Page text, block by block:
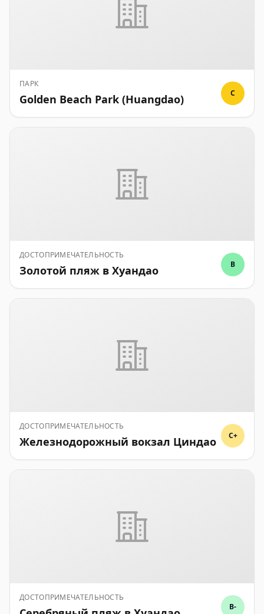
ПАРК
Golden Beach Park (Huangdao) C
ДОСТОПРИМЕЧАТЕЛЬНОСТЬ
Золотой пляж в Хуандао B
ДОСТОПРИМЕЧАТЕЛЬНОСТЬ
Железнодорожный вокзал Циндао C+
ДОСТОПРИМЕЧАТЕЛЬНОСТЬ
B-